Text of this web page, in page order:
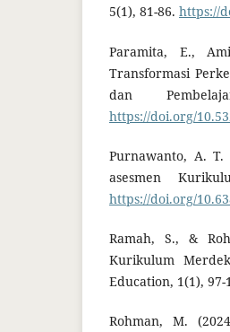
5(1), 81-86. https://
Paramita, E.,
Transformasi
dan
https://doi.org/
Purnawanto, A. T.
asesmen
https://doi.org/
Ramah, S., &
Kurikulum
Education, 1(1), 97-
Rohman, M.